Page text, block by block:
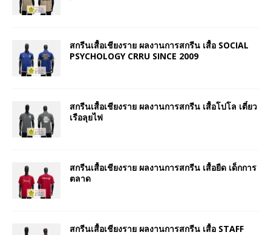
สกรีนเสื้อเชียงราย ผลงานการสกรีน เสื้อ SOCIAL
PSYCHOLOGY CRRU SINCE 2009
สกรีนเสื้อเชียงราย ผลงานการสกรีน เสื้อโปโล เตี๋ยว
เรือลุยไฟ
สกรีนเสื้อเชียงราย ผลงานการสกรีน เสื้อยืด เด็กการ
ตลาด
สกรีนเสื้อเชียงราย ผลงานการสกรีน เสื้อ STAFF